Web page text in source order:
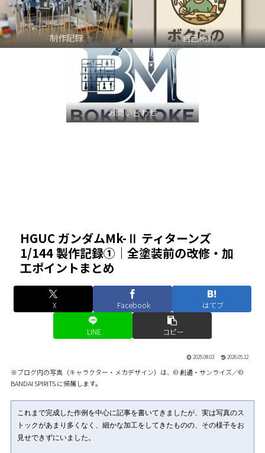
制作記録 自己紹介
お問い合わせ
HGUC ガンダムMk-Ⅱ ティターンズ
1/144 製作記録①｜全塗装前の改修・加
工ポイントまとめ
X Facebook はてブ
LINE コピー
2025.08.03 2026.05.12
※ブログ内の写真（キャラクター・メカデザイン）は、© 創通・サンライズ／©
BANDAI SPIRITS に帰属します。
これまで完成した作例を中心に記事を書いてきましたが、実は写真のス
トックがあまり多くなく、細かな加工をしてきたものの、その様子をお
見せできずにいました。